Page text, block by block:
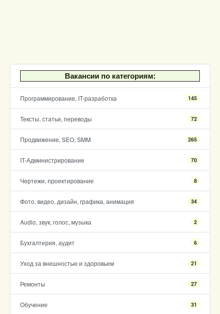
Вакансии по категориям:
Программирование, IT-разработка 145
Тексты, статьи, переводы 72
Продвижение, SEO, SMM 265
IT-Администрирование 70
Чертежи, проектирование 8
Фото, видео, дизайн, графика, анимация 34
Audio, звук, голос, музыка 2
Бухгалтерия, аудит 6
Уход за внешностью и здоровьем 21
Ремонты 27
Обучение 31